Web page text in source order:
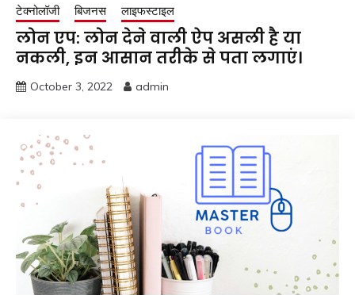
टेक्नोलॉजी बिजनस लाइफस्टाइल
लोन एप: लोन देने वाली ऐप असली है या
नकली, इन आसान तरीके से पता लगाएं।
October 3, 2022 admin